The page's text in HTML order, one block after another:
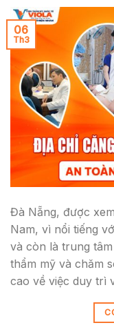
06
Th3
Đà Nẵng, được
Nam, vì nổi tiếng
và còn là trung
thẩm mỹ và chăm
cao về việc duy trì